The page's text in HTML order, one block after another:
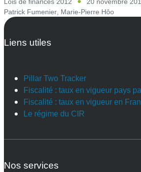
Patrick Fumenier Marie-Pierre Hôo
Liens utiles
Pillar Two Tracker
Fiscalité : taux en vigueur pays
Fiscalité : taux en vigueur en
Le régime du CIR
Nos services